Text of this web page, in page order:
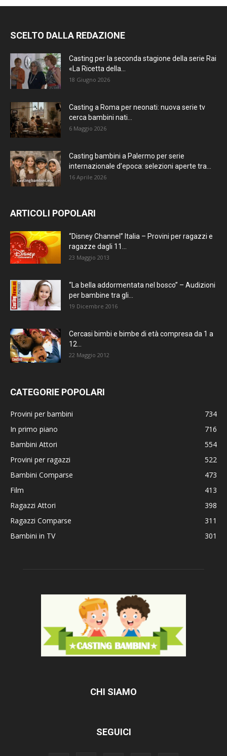
SCELTO DALLA REDAZIONE
Casting per la seconda stagione della serie Rai
«La Ricetta della...
18 Giugno 2026
Casting a Roma per neonati: nuova serie tv
cerca bambini nati...
6 Maggio 2026
Casting bambini a Palermo per serie
internazionale d’epoca: selezioni aperte tra...
16 Aprile 2026
ARTICOLI POPOLARI
“Disney Channel” Italia – Provini per ragazzi e
ragazze dagli 11...
23 Maggio 2013
“La bella addormentata nel bosco” – Audizioni
per bambine tra gli...
19 Dicembre 2016
Cercasi bimbi e bimbe di età compresa da 1 a
12...
22 Maggio 2012
CATEGORIE POPOLARI
Provini per bambini
734
In primo piano
716
Bambini Attori
554
Provini per ragazzi
522
Bambini Comparse
473
Film
413
Ragazzi Attori
398
Ragazzi Comparse
311
Bambini in TV
301
CHI SIAMO
SEGUICI